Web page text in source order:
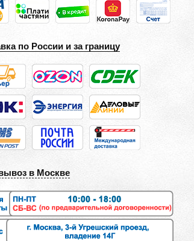
по России и за границу
в Москве